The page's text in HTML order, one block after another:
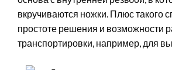
вкручиваются ножки. Плюс такого
простоте решения и возможности
транспортировки, например, для